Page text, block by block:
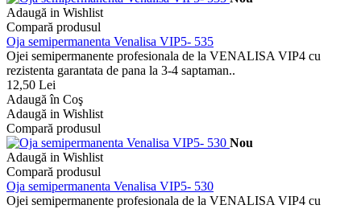
Adaugă in Wishlist
Compară produsul
Oja semipermanenta Venalisa VIP5- 535
Ojei semipermanente profesionala de la VENALISA VIP4 cu
rezistenta garantata de pana la 3-4 saptaman..
12,50 Lei
Adaugă în Coş
Adaugă in Wishlist
Compară produsul
Nou
Adaugă in Wishlist
Compară produsul
Oja semipermanenta Venalisa VIP5- 530
Ojei semipermanente profesionala de la VENALISA VIP4 cu